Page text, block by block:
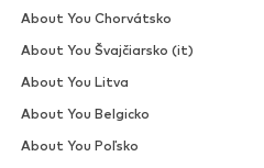
About You Chorvátsko
About You Švajčiarsko (it)
About You Litva
About You Belgicko
About You Poľsko